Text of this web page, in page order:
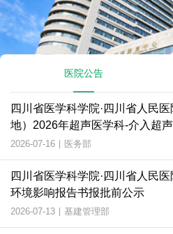
医院公告
四川省医学科学院·四川省人民
地）2026年超声医学科-介入超
生简章
2026-07-16 | 医务部
四川省医学科学院·四川省人民
环境影响报告书报批前公示
2026-07-13 | 基建管理部